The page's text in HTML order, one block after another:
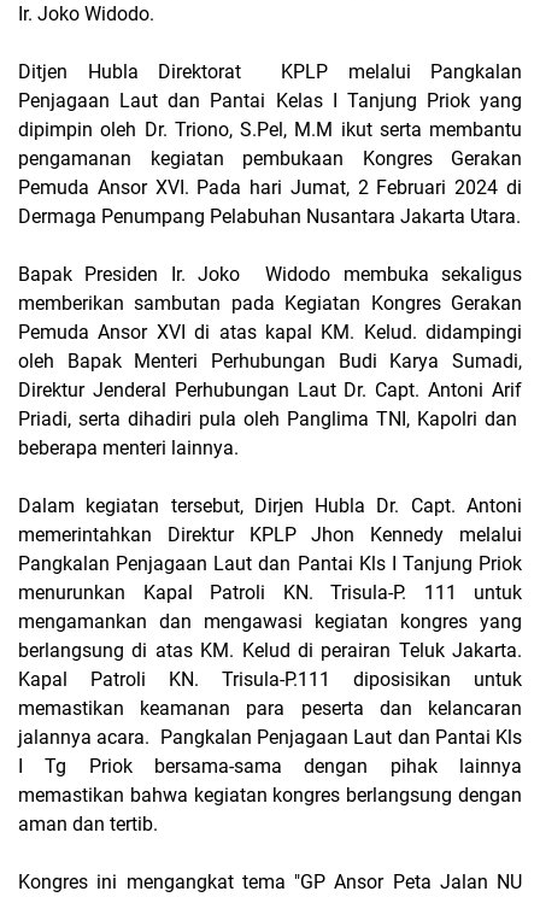
Ir. Joko Widodo.
Ditjen Hubla Direktorat
KPLP melalui Pangkalan
Penjagaan Laut dan Pantai Kelas I Tanjung Priok yang
dipimpin oleh Dr. Triono, S.Pel, M.M ikut serta membantu
pengamanan kegiatan pembukaan Kongres Gerakan
Pemuda Ansor XVI. Pada hari Jumat, 2 Februari 2024 di
Dermaga Penumpang Pelabuhan Nusantara Jakarta Utara.
Bapak Presiden Ir. Joko
Widodo membuka sekaligus
memberikan sambutan pada Kegiatan Kongres Gerakan
Pemuda Ansor XVI di atas kapal KM. Kelud. didampingi
oleh Bapak Menteri Perhubungan Budi Karya Sumadi,
Direktur Jenderal Perhubungan Laut Dr. Capt. Antoni Arif
Priadi, serta dihadiri pula oleh Panglima TNI, Kapolri dan
beberapa menteri lainnya.
Dalam kegiatan tersebut, Dirjen Hubla Dr. Capt. Antoni
memerintahkan Direktur KPLP Jhon Kennedy melalui
Pangkalan Penjagaan Laut dan Pantai Kls I Tanjung Priok
menurunkan Kapal Patroli KN. Trisula-P. 111 untuk
mengamankan dan mengawasi kegiatan kongres yang
berlangsung di atas KM. Kelud di perairan Teluk Jakarta.
Kapal Patroli KN. Trisula-P.111 diposisikan untuk
memastikan keamanan para peserta dan kelancaran
jalannya acara. Pangkalan Penjagaan Laut dan Pantai Kls
I Tg Priok bersama-sama dengan pihak lainnya
memastikan bahwa kegiatan kongres berlangsung dengan
aman dan tertib.
Kongres ini mengangkat tema "GP Ansor Peta Jalan NU